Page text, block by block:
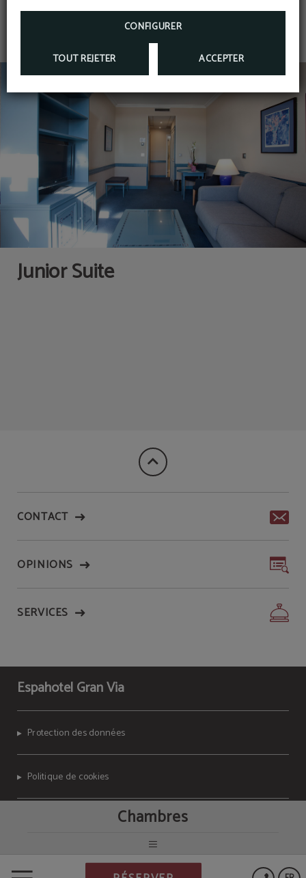
CONFIGURER
TOUT REJETER ACCEPTER
Chambres
Chauffage Salon
Junior Suite
CONTACT
OPINIONS
SERVICES
Espahotel Gran Via
Protection des données
Politique de cookies
Powered by Keytel